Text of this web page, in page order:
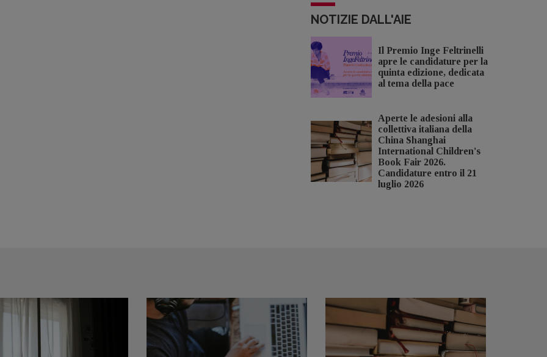
NOTIZIE DALL'AIE
Il Premio Inge Feltrinelli
apre le candidature per la
quinta edizione, dedicata
al tema della pace
Aperte le adesioni alla
collettiva italiana della
China Shanghai
International Children's
Book Fair 2026.
Candidature entro il 21
luglio 2026